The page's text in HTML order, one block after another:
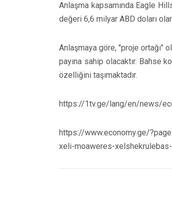
Anlaşma kapsamında Eagle
değeri 6,6 milyar ABD doları
Anlaşmaya göre, "proje ortağı"
payına sahip olacaktır. Bahse
özelliğini taşımaktadır.
https://1tv.ge/lang/en/news/
https://www.economy.ge/
xeli-moaweres-